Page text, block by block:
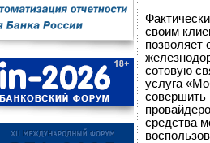
своим
позволяет
сотовую
услуга
совершить
средства